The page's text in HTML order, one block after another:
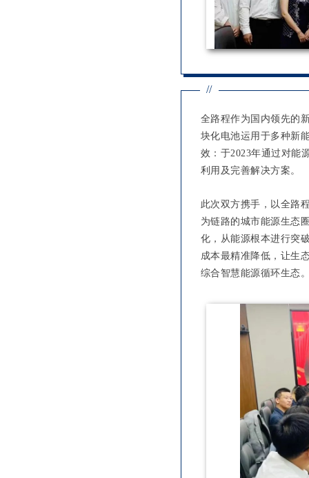
//
全路程作为国内领先的
块化电池运用于多种新
效：于2023年通过对能
利用及完善解决方案。
此次双方携手，以全路
为链路的城市能源生态
化，从能源根本进行突
成本最精准降低，让生
综合智慧能源循环生态